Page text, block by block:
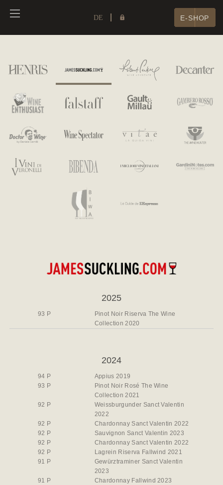
DE E-SHOP
2025
93 P
Pinot Noir Riserva The Wine
Collection 2020
2024
94 P
Appius 2019
93 P
Pinot Noir Rosé The Wine
Collection 2021
92 P
Weissburgunder Sanct Valentin
2022
92 P
Chardonnay Sanct Valentin 2022
92 P
Sauvignon Sanct Valentin 2023
92 P
Chardonnay Sanct Valentin 2022
92 P
Lagrein Riserva Fallwind 2021
91 P
Gewürztraminer Sanct Valentin
2023
91 P
Chardonnay Fallwind 2023